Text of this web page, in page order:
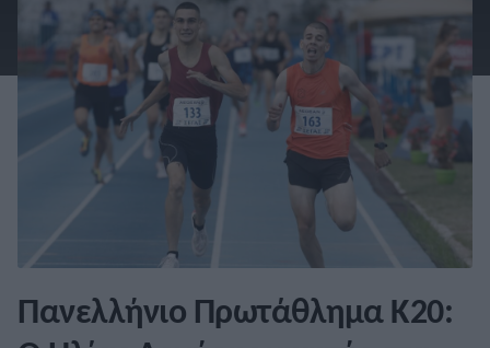
Πανελλήνιο Πρωτάθλημα Κ20: